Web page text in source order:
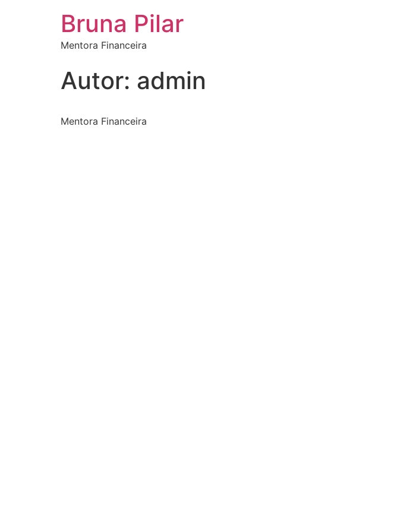
Bruna Pilar
Mentora Financeira
Autor: admin
Mentora Financeira